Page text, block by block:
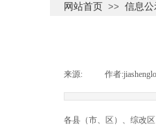
网站首页 >> 信息公
来源: 作者:
各县（市、区）、综改